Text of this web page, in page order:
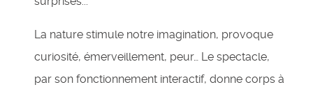
La nature stimule notre imagination, provoque
curiosité, émerveillement, peur… Le spectacle,
par son fonctionnement interactif, donne corps à